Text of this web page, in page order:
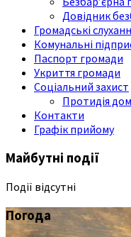
Довідник
Громадські
Комунальні
Паспорт громади
Укриття громади
Соціальний захист
Протидія
Контакти
Графік прийому
Майбутні події
Події відсутні
Погода